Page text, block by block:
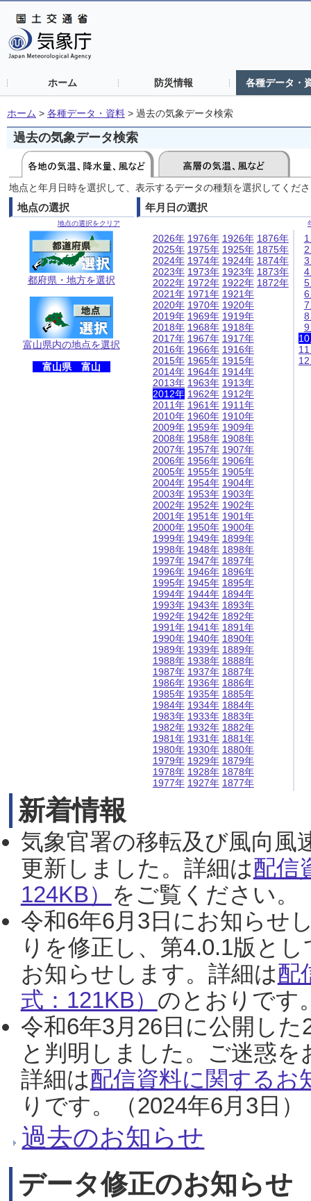
ホーム 防災情報 各種データ・
ホーム > 各種データ・資料 > 過去の気象データ検索
過去の気象データ検索
地点と年月日時を選択して、表示するデータの種類を選択してくだ
地点の選択
地点の選択をクリア
都府県・地方を選択
富山県内の地点を選択
富山県 富山
年月日の選択
2026年
2025年
2024年
2023年
2022年
2021年
2020年
2019年
2018年
2017年
2016年
2015年
2014年
2013年
2012年
2011年
2010年
2009年
2008年
2007年
2006年
2005年
2004年
2003年
2002年
2001年
2000年
1999年
1998年
1997年
1996年
1995年
1994年
1993年
1992年
1991年
1990年
1989年
1988年
1987年
1986年
1985年
1984年
1983年
1982年
1981年
1980年
1979年
1978年
1977年
1976年
1975年
1974年
1973年
1972年
1971年
1970年
1969年
1968年
1967年
1966年
1965年
1964年
1963年
1962年
1961年
1960年
1959年
1958年
1957年
1956年
1955年
1954年
1953年
1952年
1951年
1950年
1949年
1948年
1947年
1946年
1945年
1944年
1943年
1942年
1941年
1940年
1939年
1938年
1937年
1936年
1935年
1934年
1933年
1932年
1931年
1930年
1929年
1928年
1927年
1926年
1925年
1924年
1923年
1922年
1921年
1920年
1919年
1918年
1917年
1916年
1915年
1914年
1913年
1912年
1911年
1910年
1909年
1908年
1907年
1906年
1905年
1904年
1903年
1902年
1901年
1900年
1899年
1898年
1897年
1896年
1895年
1894年
1893年
1892年
1891年
1890年
1889年
1888年
1887年
1886年
1885年
1884年
1883年
1882年
1881年
1880年
1879年
1878年
1877年
1876年
1875年
1874年
1873年
1872年
新着情報
気象官署の移転及び風向風
更新しました。詳細は配信
124KB） をご覧ください。
令和6年6月3日にお知らせ
りを修正し、第4.0.1版と
お知らせします。詳細は配
式：121KB） のとおりです
令和6年3月26日に公開し
と判明しました。ご迷惑
詳細は配信資料に関するお
りです。（2024年6月3日）
過去のお知らせ
データ修正のお知らせ